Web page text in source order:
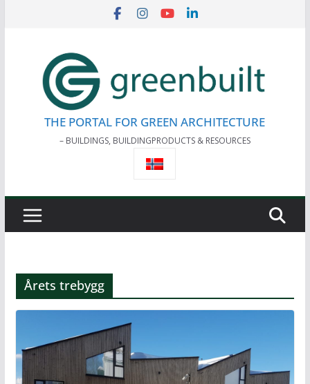
THE PORTAL FOR GREEN ARCHITECTURE
– BUILDINGS, BUILDINGPRODUCTS & RESOURCES
Årets trebygg